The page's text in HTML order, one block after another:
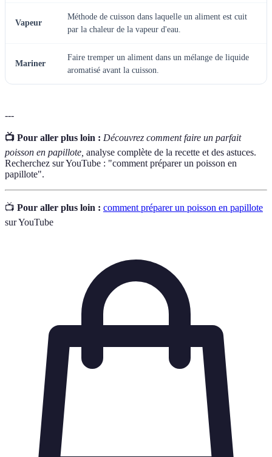
Vapeur
Méthode de cuisson dans laquelle un aliment est cuit
par la chaleur de la vapeur d'eau.
Mariner
Faire tremper un aliment dans un mélange de liquide
aromatisé avant la cuisson.
---
📺 Pour aller plus loin : Découvrez comment faire un parfait
poisson en papillote, analyse complète de la recette et des astuces.
Recherchez sur YouTube : "comment préparer un poisson en
papillote".
📺 Pour aller plus loin : comment préparer un poisson en papillote
sur YouTube